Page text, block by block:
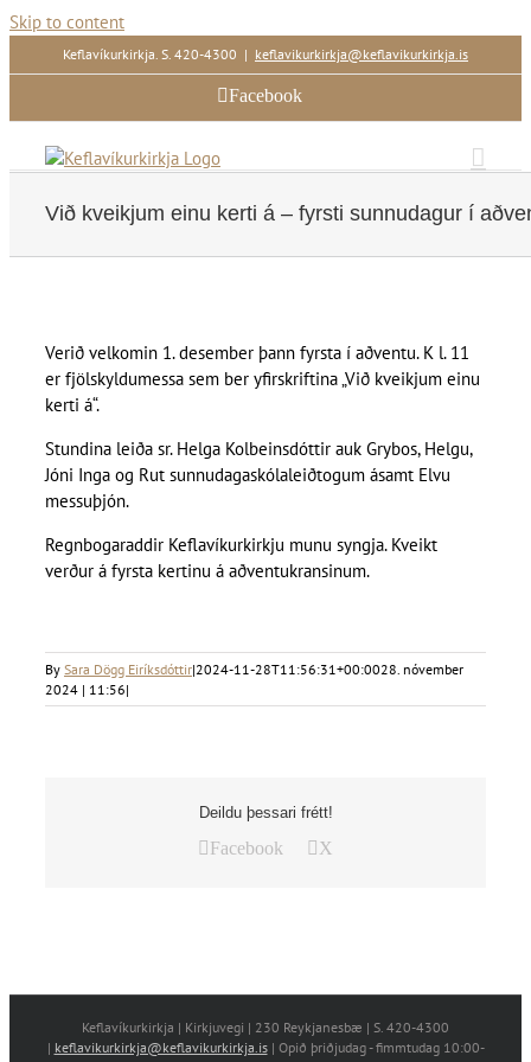
Skip to content
Keflavíkurkirkja. S. 420-4300 | keflavikurkirkja@keflavikurkirkja.is
Facebook
Við kveikjum einu kerti á – fyrsti sunnudagur í
Verið velkomin 1. desember þann fyrsta í aðventu. K l. 11
er fjölskyldumessa sem ber yfirskriftina „Við kveikjum einu
kerti á“.
Stundina leiða sr. Helga Kolbeinsdóttir auk Grybos, Helgu,
Jóni Inga og Rut sunnudagaskólaleiðtogum ásamt Elvu
messuþjón.
Regnbogaraddir Keflavíkurkirkju munu syngja. Kveikt
verður á fyrsta kertinu á aðventukransinum.
By Sara Dögg Eiríksdóttir|2024-11-28T11:56:31+00:0028. nóvember
2024 | 11:56|
Deildu þessari frétt!
Facebook X
Keflavíkurkirkja | Kirkjuvegi | 230 Reykjanesbæ | S. 420-4300
| keflavikurkirkja@keflavikurkirkja.is| Opið þriðjudag - fimmtudag 10:00-